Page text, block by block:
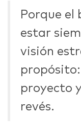
Porque el
estar
visión
propósito:
proyecto
revés.